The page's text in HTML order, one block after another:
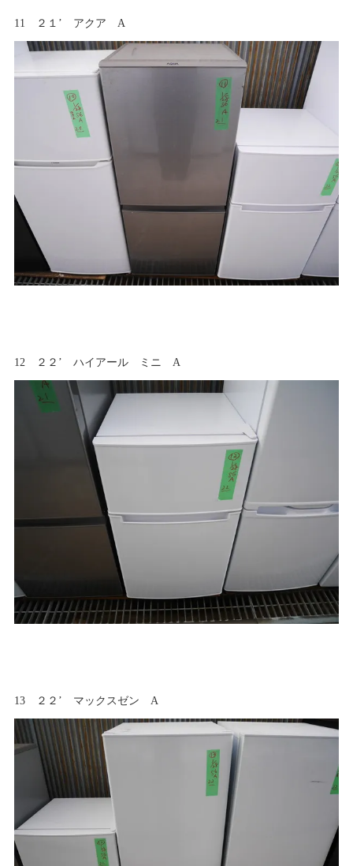
11 ２１’ アクア A
12 ２２’ ハイアール ミニ A
13 ２２’ マックスゼン A